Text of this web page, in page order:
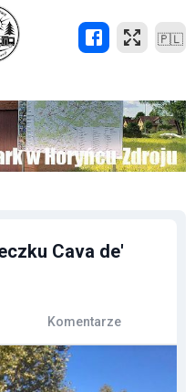
🇵🇱
Cava de'
Komentarze